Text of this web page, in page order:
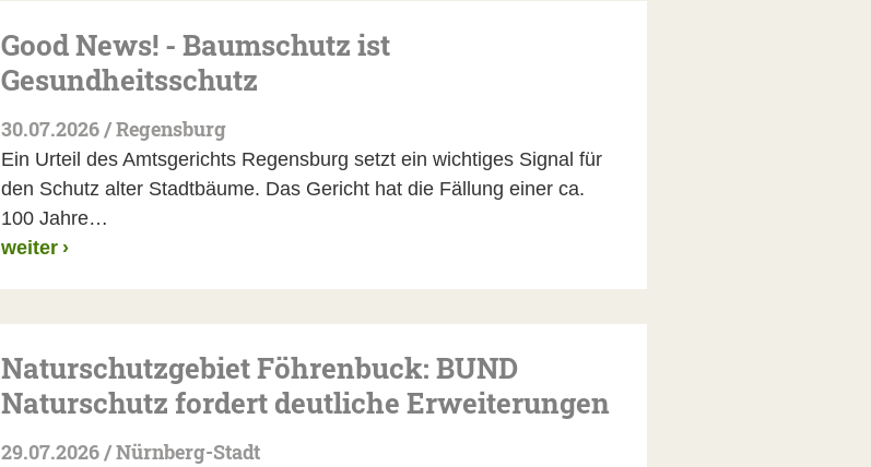
Good News! - Baumschutz ist
Gesundheitsschutz
30.07.2026 / Regensburg
Ein Urteil des Amtsgerichts Regensburg setzt ein wichtiges Signal für
den Schutz alter Stadtbäume. Das Gericht hat die Fällung einer ca.
100 Jahre…
weiter ›
Naturschutzgebiet Föhrenbuck: BUND
Naturschutz fordert deutliche Erweiterungen
29.07.2026 / Nürnberg-Stadt